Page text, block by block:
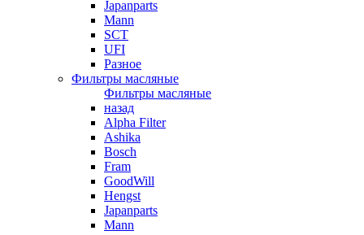
Japanparts
Mann
SCT
UFI
Разное
Фильтры масляные
Фильтры масляные
назад
Alpha Filter
Ashika
Bosch
Fram
GoodWill
Hengst
Japanparts
Mann